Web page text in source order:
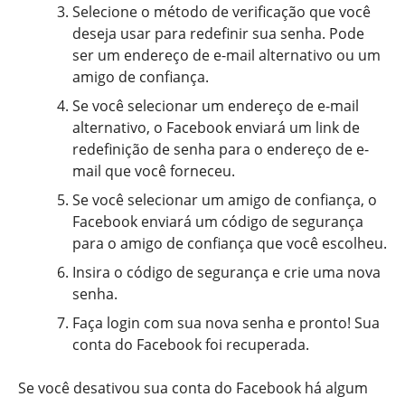
Selecione o método de verificação que você
deseja usar para redefinir sua senha. Pode
ser um endereço de e-mail alternativo ou um
amigo de confiança.
Se você selecionar um endereço de e-mail
alternativo, o Facebook enviará um link de
redefinição de senha para o endereço de e-
mail que você forneceu.
Se você selecionar um amigo de confiança, o
Facebook enviará um código de segurança
para o amigo de confiança que você escolheu.
Insira o código de segurança e crie uma nova
senha.
Faça login com sua nova senha e pronto! Sua
conta do Facebook foi recuperada.
Se você desativou sua conta do Facebook há algum